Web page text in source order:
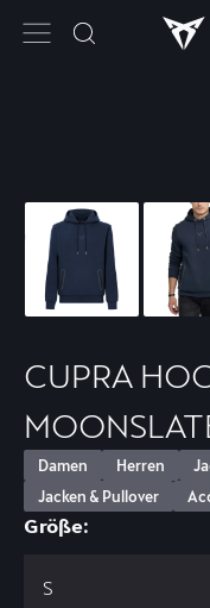
CUPRA
Damen Herren
Jacken & Pullover
Größe:
S